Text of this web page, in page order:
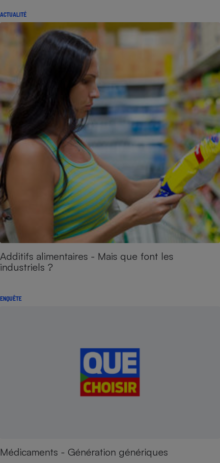
ACTUALITÉ
Additifs alimentaires - Mais que font les
industriels ?
ENQUÊTE
Médicaments - Génération génériques